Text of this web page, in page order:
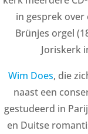
in gesprek over
Brünjes orgel
Joriskerk
Wim Does, die
naast een
gestudeerd in
en Duitse